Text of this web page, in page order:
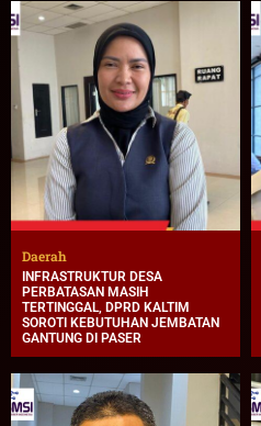
Daerah
INFRASTRUKTUR DESA
PERBATASAN MASIH
TERTINGGAL, DPRD KALTIM
SOROTI KEBUTUHAN JEMBATAN
GANTUNG DI PASER